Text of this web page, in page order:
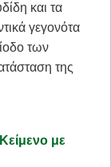
και τα
γεγονότα
των
της
με